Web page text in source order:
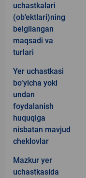
uchastkalari
(ob’ektlari)ning
belgilangan
maqsadi va
turlari
Yer uchastkasi
bo‘yicha yoki
undan
foydalanish
huquqiga
nisbatan mavjud
cheklovlar
Mazkur yer
uchastkasida